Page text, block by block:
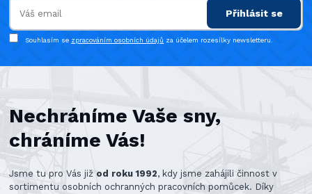
Přihlásit se
Souhlasím se zpracováním osobních údajů za účelem rozesílky newsletteru.
Nechráníme Vaše sny,
chráníme Vás!
Jsme tu pro Vás již od roku 1992, kdy jsme zahájili činnost v
sortimentu osobních ochranných pracovních pomůcek. Díky